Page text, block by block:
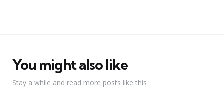
You might also like
Stay a while and read more posts like this